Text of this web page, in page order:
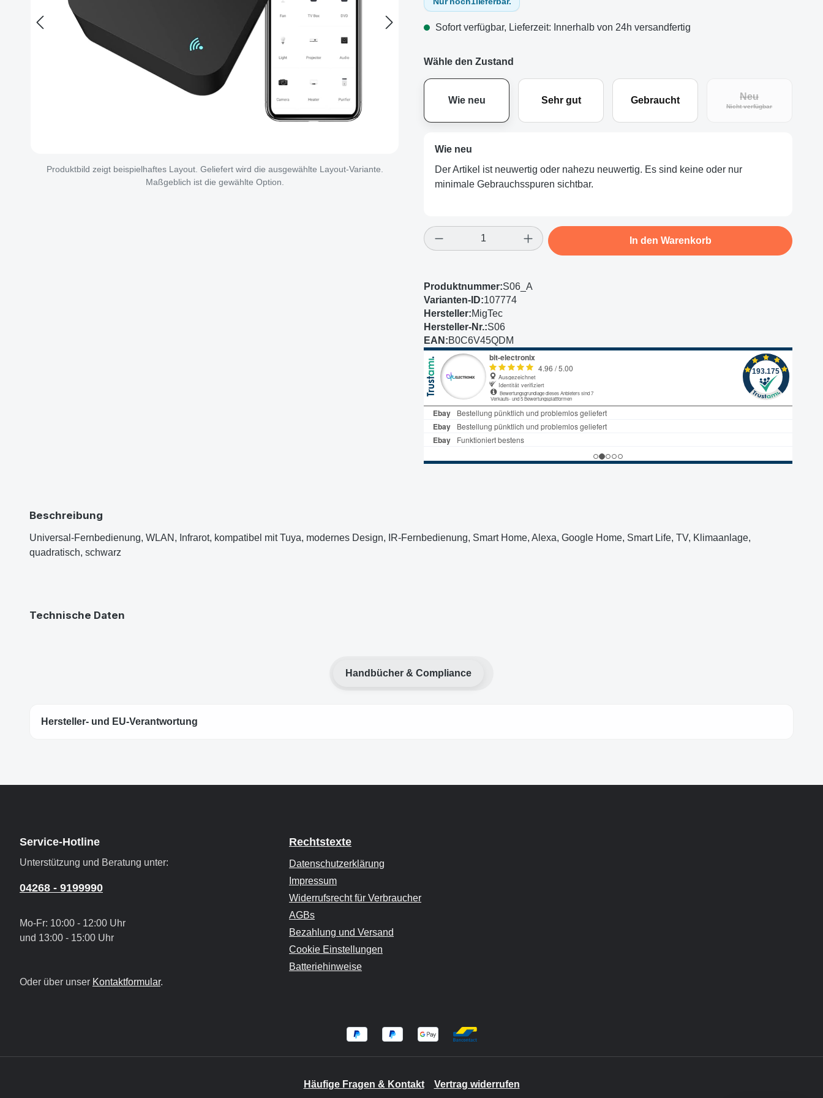
Produktbild zeigt beispielhaftes Layout. Geliefert wird die ausgewählte Layout-Variante.
Maßgeblich ist die gewählte Option.
Sofort verfügbar, Lieferzeit: Innerhalb von 24h versandfertig
Wähle den Zustand
Wie neu Sehr gut Gebraucht Neu
Nicht verfügbar(Diese Option ist
Wie neu
Der Artikel ist neuwertig oder nahezu neuwertig. Es sind keine oder nur
minimale Gebrauchsspuren sichtbar.
Produkt Anzahl: Gib den gewünschten Wert ein oder
In den Warenkorb
Produktnummer:S06_A
Varianten-ID:107774
Hersteller:MigTec
Hersteller-Nr.:S06
EAN:B0C6V45QDM
Beschreibung
Universal-Fernbedienung, WLAN, Infrarot, kompatibel mit Tuya, modernes Design, IR-Fernbedienung, Smart Home, Alexa, Google Home, Smart Life, TV, Klimaanlage,
quadratisch, schwarz
Technische Daten
Handbücher & Compliance
Hersteller- und EU-Verantwortung
Service-Hotline
Unterstützung und Beratung unter:
04268 - 9199990
Mo-Fr: 10:00 - 12:00 Uhr
und 13:00 - 15:00 Uhr
Oder über unser Kontaktformular.
Rechtstexte
Datenschutzerklärung
Impressum
Widerrufsrecht für Verbraucher
AGBs
Bezahlung und Versand
Cookie Einstellungen
Batteriehinweise
Häufige Fragen & Kontakt Vertrag widerrufen